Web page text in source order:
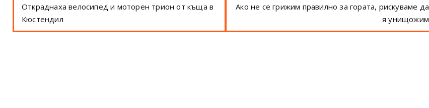
Откраднаха велосипед и моторен трион от къща в
Кюстендил
Ако не се грижим правилно за гората, рискуваме да
я унищожим